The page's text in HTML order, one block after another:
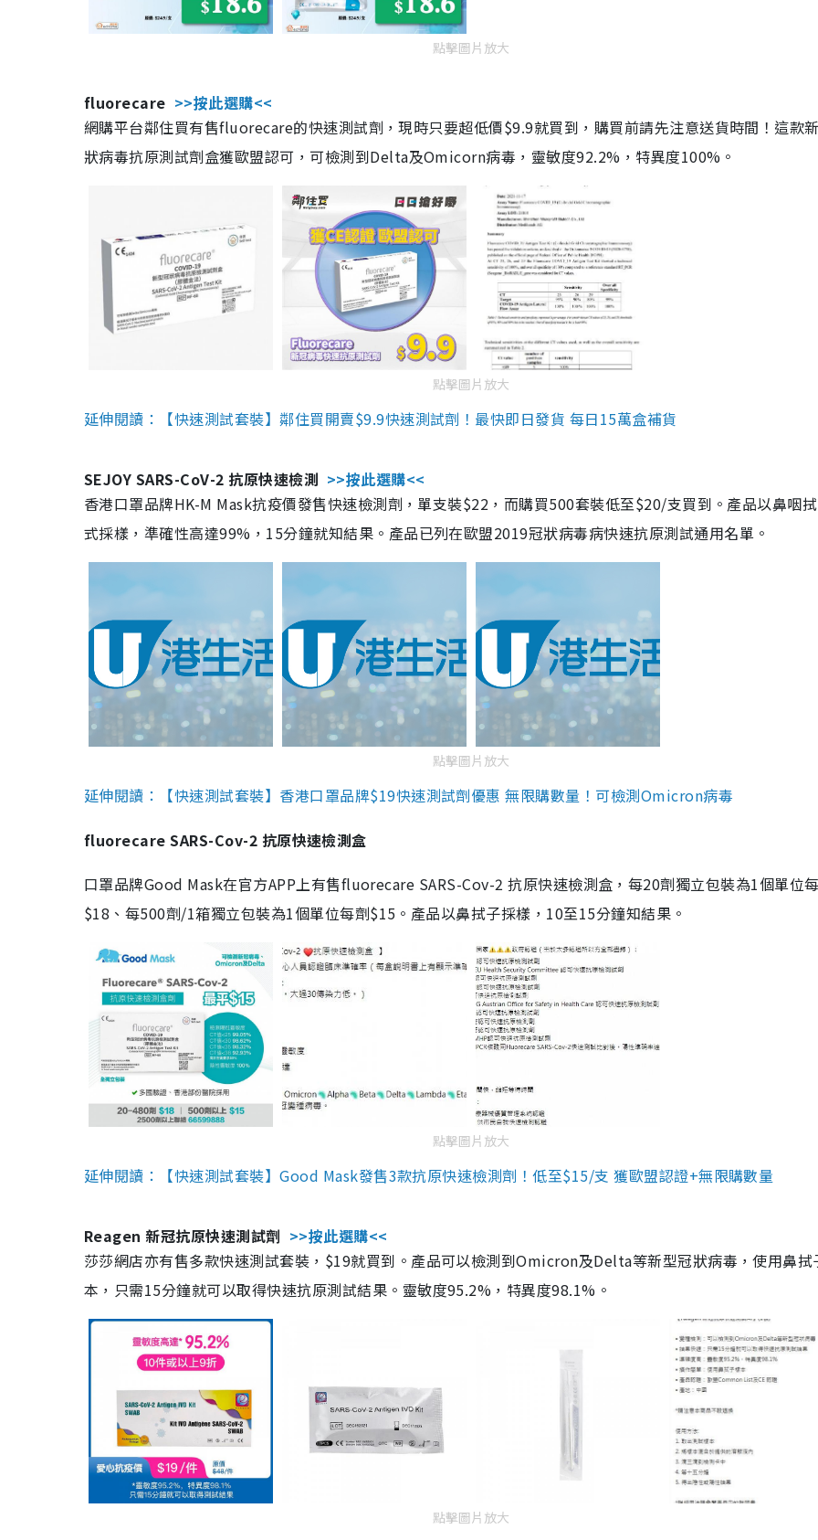
點擊圖片放大
fluorecare >>按此選購<<
網購平台鄰住買有售fluorecare的快速測試劑，現時只要超低價$9.9就買到，購買前請先注意送貨時間！這款
狀病毒抗原測試劑盒獲歐盟認可，可檢測到Delta及Omicorn病毒，靈敏度92.2%，特異度100%。
點擊圖片放大
延伸閱讀：【快速測試套裝】鄰住買開賣$9.9快速測試劑！最快即日發貨 每日15萬盒補貨
SEJOY SARS-CoV-2 抗原快速檢測 >>按此選購<<
香港口罩品牌HK-M Mask抗疫價發售快速檢測劑，單支裝$22，而購買500套裝低至$20/支買到。產品以鼻咽
式採樣，準確性高達99%，15分鐘就知結果。產品已列在歐盟2019冠狀病毒病快速抗原測試通用名單。
點擊圖片放大
延伸閱讀：【快速測試套裝】香港口罩品牌$19快速測試劑優惠 無限購數量！可檢測Omicron病毒
fluorecare SARS-Cov-2 抗原快速檢測盒
口罩品牌Good Mask在官方APP上有售fluorecare SARS-Cov-2 抗原快速檢測盒，每20劑獨立包裝為1個單位
$18、每500劑/1箱獨立包裝為1個單位每劑$15。產品以鼻拭子採樣，10至15分鐘知結果。
點擊圖片放大
延伸閱讀：【快速測試套裝】Good Mask發售3款抗原快速檢測劑！低至$15/支 獲歐盟認證+無限購數量
Reagen 新冠抗原快速測試劑 >>按此選購<<
莎莎網店亦有售多款快速測試套裝，$19就買到。產品可以檢測到Omicron及Delta等新型冠狀病毒，使用鼻拭
本，只需15分鐘就可以取得快速抗原測試結果。靈敏度95.2%，特異度98.1%。
點擊圖片放大